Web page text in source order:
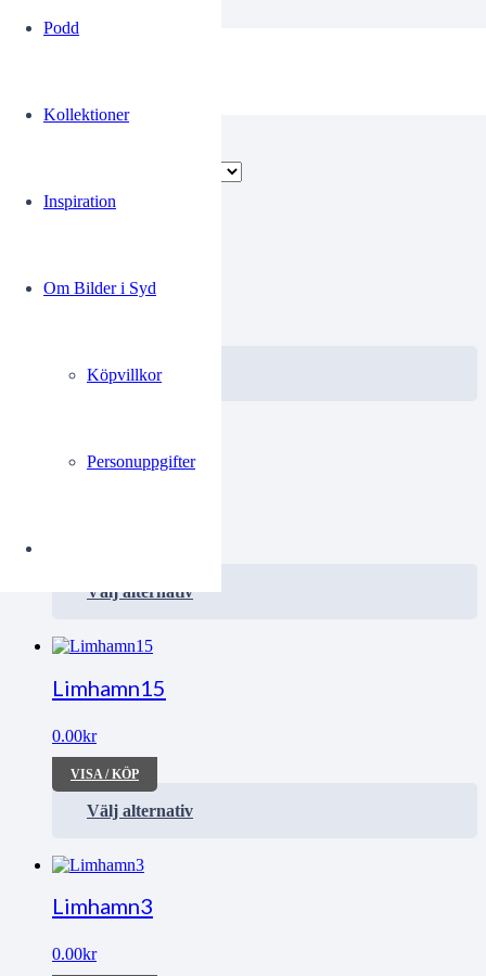
Podd
Kollektioner
Inspiration
Om Bilder i Syd
Köpvillkor
Personuppgifter
0.00kr
Välj alternativ
Limhamn10
Välj alternativ
Limhamn15
0.00kr
VISA / KÖP
Välj alternativ
Limhamn3
0.00kr